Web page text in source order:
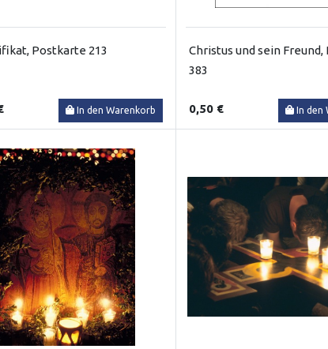
Postkarte 213
In den Warenkorb
Christus und sein
383
0,50 € In den